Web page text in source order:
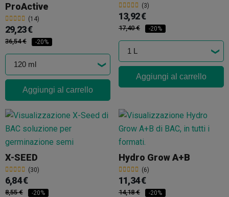
ProActive
(14)
29,23 €
36,54 € -20%
Aggiungi al carrello
(3)
13,92 €
17,40 € -20%
Aggiungi al carrello
X-SEED
(30)
6,84 €
8,55 € -20%
Hydro Grow A+B
(6)
11,34 €
14,18 € -20%